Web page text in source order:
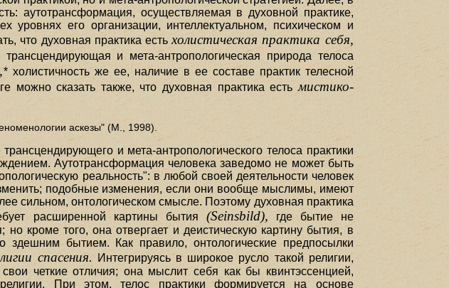
аутотрансформация, осуществляемая в духовной практике,
уровнях его организации, интеллектуальном, психическом и
что духовная практика естьхолистическая практика себя,
и мета-антропологическая природа телоса
* холистичность же ее, наличие в ее составе практик телесной
можно сказать также, что духовная практика естьмистико-
аскезы" (М., 1998).
и мета-антропологического телоса практики
Аутотрансформация человека заведомо не может быть
реальность": в любой своей деятельности человек
подобные изменения, если они вообще мыслимы, имеют
сильном, онтологическом смысле. Поэтому духовная практика
расширенной картины бытия(Seinsbild), где бытие не
кроме того, она отвергает и деистическую картину бытия, в
бытием. Как правило, онтологические предпосылки
спасения.
Интегрируясь в широкое русло такой религии,
четкие отличия; она мыслит себя как бы квинтэссенцией,
При этом, телос практики формируется на основе